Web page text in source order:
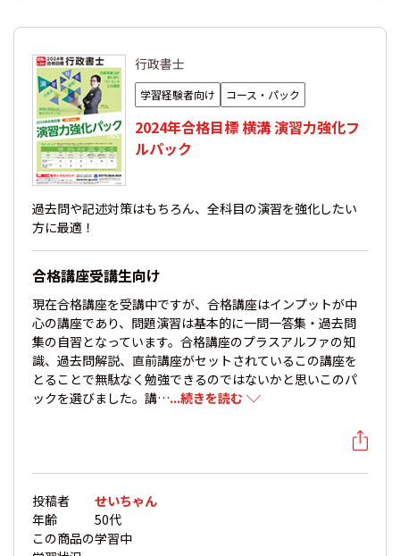
行政書士
学習経験者向け コース・パック
2024年合格目標 横溝 演習力強化フ
ルパック
過去問や記述対策はもちろん、全科目の演習を強化したい
方に最適！
合格講座受講生向け
現在合格講座を受講中ですが、合格講座はインプットが中
心の講座であり、問題演習は基本的に一問一答集・過去問
集の自習となっています。合格講座のプラスアルファの知
識、過去問解説、直前講座がセットされているこの講座を
とることで無駄なく勉強できるのではないかと思いこのパ
ックを選びました。講…...続きを読む
投稿者
せいちゃん
年齢
50代
この商品の学習中